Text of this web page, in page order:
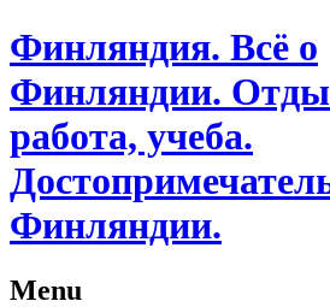
Финляндия. Всё о
Финляндии.
работа, учеба.
Финляндии.
Menu